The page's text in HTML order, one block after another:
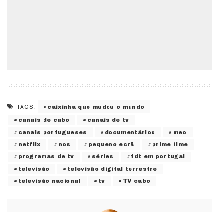
TAGS: caixinha que mudou o mundo
canais de cabo canais de tv
canais portugueses documentários meo
netflix nos pequeno ecrã prime time
programas de tv séries tdt em portugal
televisão televisão digital terrestre
televisão nacional tv TV cabo